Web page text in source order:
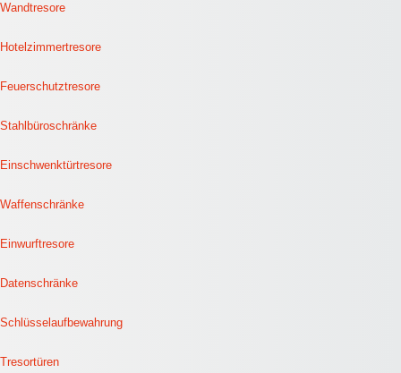
Wandtresore
Hotelzimmertresore
Feuerschutztresore
Stahlbüroschränke
Einschwenktürtresore
Waffenschränke
Einwurftresore
Datenschränke
Schlüsselaufbewahrung
Tresortüren